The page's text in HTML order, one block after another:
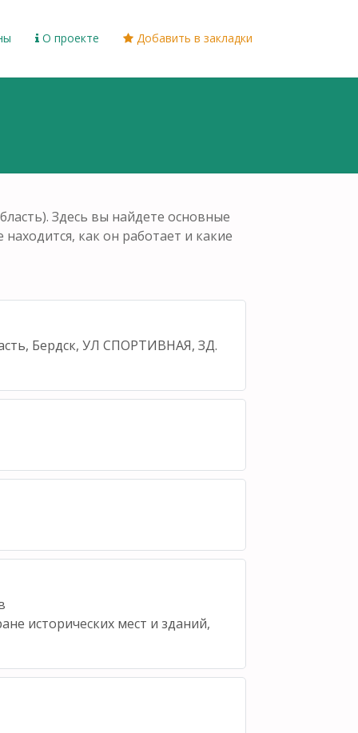
О проекте Добавить в закладки
Здесь вы найдете основные
как он работает и какие
Бердск, УЛ СПОРТИВНАЯ, ЗД.
исторических мест и зданий,